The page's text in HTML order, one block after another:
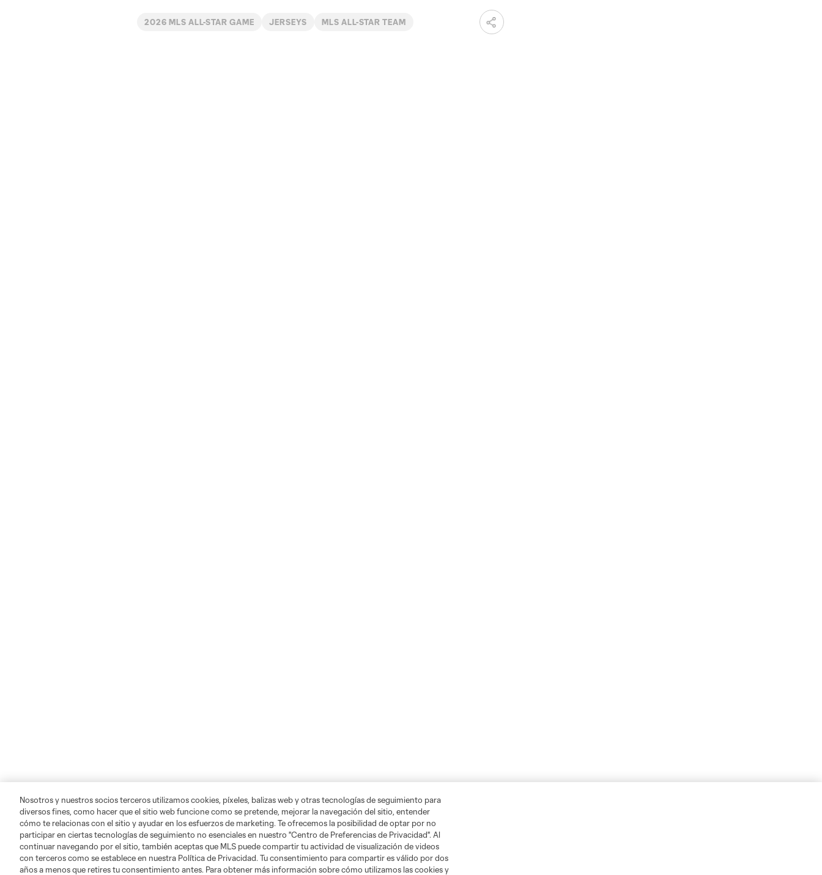
2026 MLS ALL-STAR GAME JERSEYS MLS ALL-STAR TEAM
Nosotros y nuestros socios terceros utilizamos cookies, píxeles, balizas web y otras tecnologías de seguimiento para
diversos fines, como hacer que el sitio web funcione como se pretende, mejorar la navegación del sitio, entender
cómo te relacionas con el sitio y ayudar en los esfuerzos de marketing. Te ofrecemos la posibilidad de optar por no
participar en ciertas tecnologías de seguimiento no esenciales en nuestro "Centro de Preferencias de Privacidad". Al
continuar navegando por el sitio, también aceptas que MLS puede compartir tu actividad de visualización de videos
con terceros como se establece en nuestra Política de Privacidad. Tu consentimiento para compartir es válido por dos
años a menos que retires tu consentimiento antes. Para obtener más información sobre cómo utilizamos las cookies y